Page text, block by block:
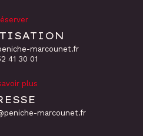
marcounet.fr
41 30 01
plus
marcounet.fr